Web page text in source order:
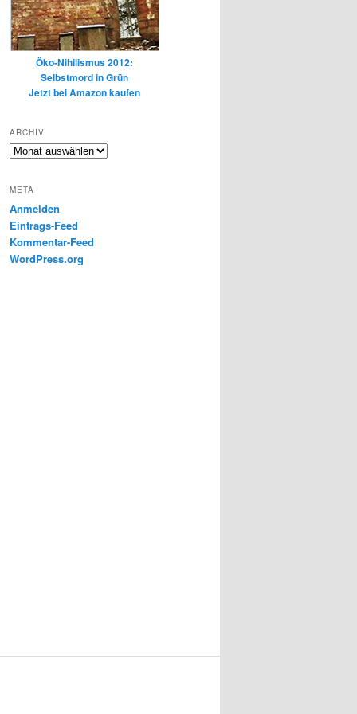
Öko-Nihilismus 2012:
Selbstmord in Grün
Jetzt bei Amazon kaufen
ARCHIV
Archiv
META
Anmelden
Eintrags-Feed
Kommentar-Feed
WordPress.org